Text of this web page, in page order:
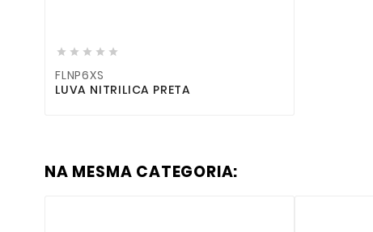
    
FLNP6XS
LUVA NITRILICA PRETA
NA MESMA CATEGORIA: